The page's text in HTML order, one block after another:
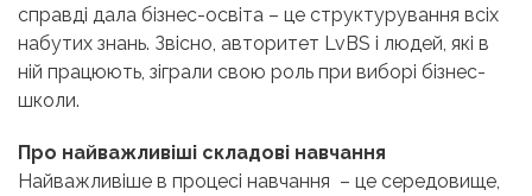
справді дала бізнес-освіта – це структурування всіх
набутих знань. Звісно, авторитет LvBS і людей, які в
ній працюють, зіграли свою роль при виборі бізнес-
школи.
Про найважливіші складові навчання
Найважливіше в процесі навчання – це середовище,